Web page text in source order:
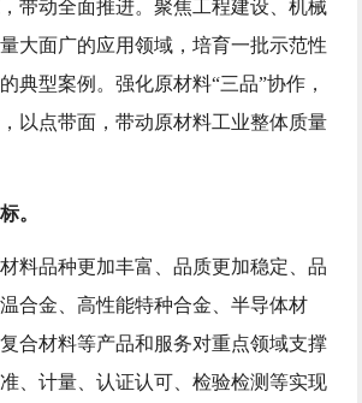
带动全面推进。聚焦工程建设、机械
大面广的应用领域，培育一批示范性
典型案例。强化原材料“三品”协作，
以点带面，带动原材料工业整体质量
。
料品种更加丰富、品质更加稳定、品
合金、高性能特种合金、半导体材
合材料等产品和服务对重点领域支撑
、计量、认证认可、检验检测等实现